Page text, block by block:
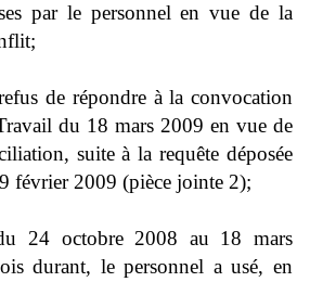
par le personnel en vue de la
de répondre à la convocation
du 18 mars 2009 en vue de
suite à la requête déposée
février 2009 (pièce jointe 2);
24 octobre 2008 au 18 mars
durant, le personnel a usé, en